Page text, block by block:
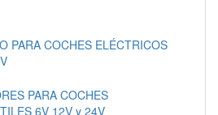
PARA COCHES ELÉCTRICOS
PARA COCHES
6V 12V y 24V